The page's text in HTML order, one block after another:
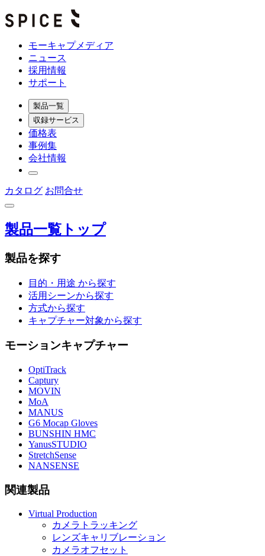
モーキャプメディア
ニュース
採用情報
サポート
製品一覧
収録サービス
価格表
事例集
会社情報
カタログ お問合せ
製品一覧トップ
製品を探す
目的・用途 から探す
活用シーンから探す
方式から探す
キャプチャー対象から探す
モーションキャプチャー
OptiTrack
Captury
MOVIN
MoA
MANUS
G6 Mocap Gloves
BUNSHIN HMC
YanusSTUDIO
StretchSense
NANSENSE
関連製品
Virtual Production
カメラトラッキング
レンズキャリブレーション
カメラオフセット